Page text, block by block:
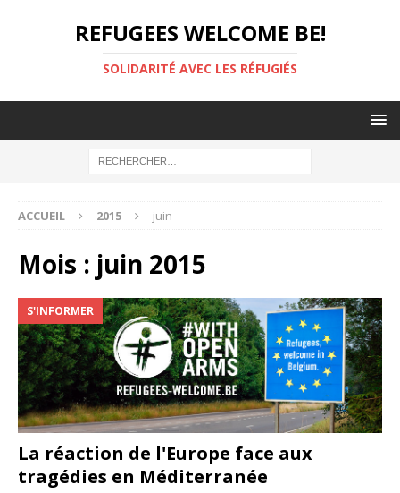
REFUGEES WELCOME BE!
SOLIDARITÉ AVEC LES RÉFUGIÉS
ACCUEIL 2015 juin
Mois : juin 2015
S'INFORMER
La réaction de l'Europe face aux
tragédies en Méditerranée